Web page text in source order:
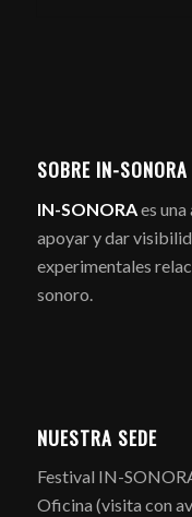
SOBRE IN-SONORA
IN-SONORAes una
apoyar y dar
experimentales
sonoro.
NUESTRA SEDE
Festival IN-
Oficina (visita con